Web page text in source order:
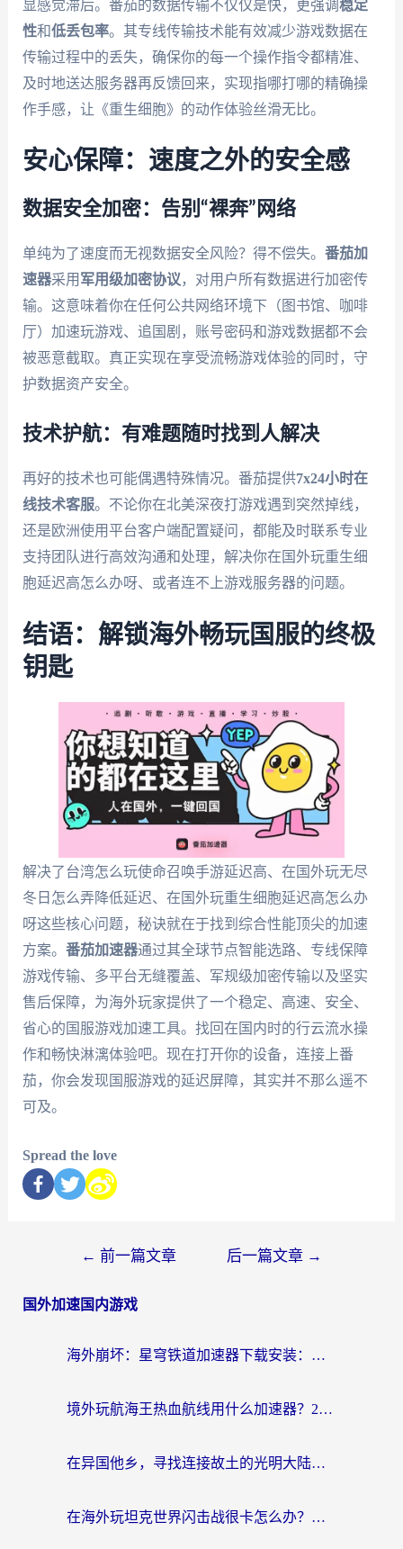
显感觉滞后。番茄的数据传输不仅仅是快，更强调稳定
性和低丢包率。其专线传输技术能有效减少游戏数据在
传输过程中的丢失，确保你的每一个操作指令都精准、
及时地送达服务器再反馈回来，实现指哪打哪的精确操
作手感，让《重生细胞》的动作体验丝滑无比。
安心保障：速度之外的安全感
数据安全加密：告别“裸奔”网络
单纯为了速度而无视数据安全风险？得不偿失。 番茄加
速器采用 军用级加密协议 ，对用户所有数据进行加密传
输。这意味着你在任何公共网络环境下（图书馆、咖啡
厅）加速玩游戏、追国剧，账号密码和游戏数据都不会
被恶意截取。真正实现在享受流畅游戏体验的同时，守
护数据资产安全。
技术护航：有难题随时找到人解决
再好的技术也可能偶遇特殊情况。番茄提供7x24小时在
线技术客服。不论你在北美深夜打游戏遇到突然掉线，
还是欧洲使用平台客户端配置疑问，都能及时联系专业
支持团队进行高效沟通和处理，解决你在国外玩重生细
胞延迟高怎么办呀、或者连不上游戏服务器的问题。
结语：解锁海外畅玩国服的终极
钥匙
解决了台湾怎么玩使命召唤手游延迟高、在国外玩无尽
冬日怎么弄降低延迟、在国外玩重生细胞延迟高怎么办
呀这些核心问题，秘诀就在于找到综合性能顶尖的加速
方案。 番茄加速器通过其全球节点智能选路、专线保障
游戏传输、多平台无缝覆盖、军规级加密传输以及坚实
售后保障，为海外玩家提供了一个稳定、高速、安全、
省心的国服游戏加速工具。找回在国内时的行云流水操
作和畅快淋漓体验吧。现在打开你的设备，连接上番
茄，你会发现国服游戏的延迟屏障，其实并不那么遥不
可及。
Spread the love
← 前一篇文章 后一篇文章 →
国外加速国内游戏
海外崩坏：星穹铁道加速器下载安装：一份给游子的终极网络指南
境外玩航海王热血航线用什么加速器？2026海外玩家实测最优方案（附欧洲问道堡垒前线加速技巧）
在异国他乡，寻找连接故土的光明大陆免费加速器
在海外玩坦克世界闪击战很卡怎么办？老玩家亲测有效的加速器选择指南